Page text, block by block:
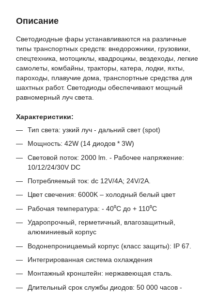
Описание
Светодиодные фары устанавливаются на различные
типы транспортных средств: внедорожники, грузовики,
спецтехника, мотоциклы, квадроцикы, вездеходы, легкие
самолеты, комбайны, тракторы, катера, лодки, яхты,
пароходы, плавучие дома, транспортные средства для
шахтных работ. Светодиоды обеспечивают мощный
равномерный луч света.
Характеристики:
Тип света: узкий луч - дальний свет (spot)
Мощность: 42W (14 диодов * 3W)
Световой поток: 2000 lm. - Рабочее напряжение:
10/12/24/30V DC
Потребляемый ток: dc 12V/4A; 24V/2A.
Цвет свечения: 6000K – холодный белый цвет
Рабочая температура: - 40⁰С до + 110⁰С
Ударопрочный, герметичный, влагозащитный,
алюминиевый корпус
Водонепроницаемый корпус (класс защиты): IP 67.
Интегрированная система охлаждения
Монтажный кронштейн: нержавеющая сталь.
Длительный срок службы диодов: 50 000 часов -